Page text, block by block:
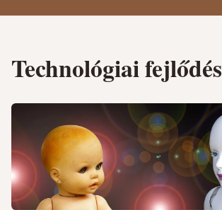
Technológiai fejlődés